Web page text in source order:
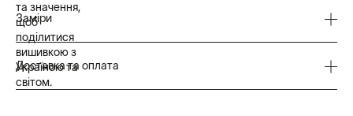
Пропонуємо одягати цей жакет у якості додаткового шару
одягу. Він пасуватиме до легких суконь та базових топів.
Більше про проєкт за
Заміри
Детальні заміри Лакітка:
XXS
Доставка та оплата
та значення,
щоб
поділитися
вишивкою з
Україною та
світом.